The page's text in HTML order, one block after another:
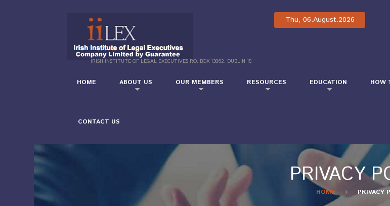
IRISH INSTITUTE OF LEGAL EXECUTIVES P.O. BOX 13862, DUBLIN 15
Thu, 06.August.2026
HOME ABOUT US OUR MEMBERS RESOURCES EDUCATION HOW
CONTACT US
PRIVACY
HOME PRIVACY